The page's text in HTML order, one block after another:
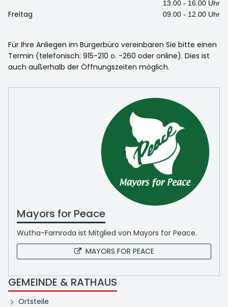
13.00 - 16.00 Uhr
Freitag 09.00 - 12.00 Uhr
Für Ihre Anliegen im Bürgerbüro vereinbaren Sie bitte einen
Termin (telefonisch: 915-210 o. -260 oder online). Dies ist
auch außerhalb der Öffnungszeiten möglich.
Mayors for Peace
Wutha-Farnroda ist Mitglied von Mayors for Peace.
MAYORS FOR PEACE
GEMEINDE & RATHAUS
Ortsteile